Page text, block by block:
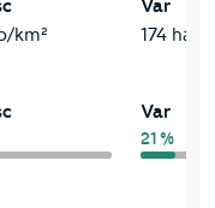
km²
Var
174 hab/
Var
21 %